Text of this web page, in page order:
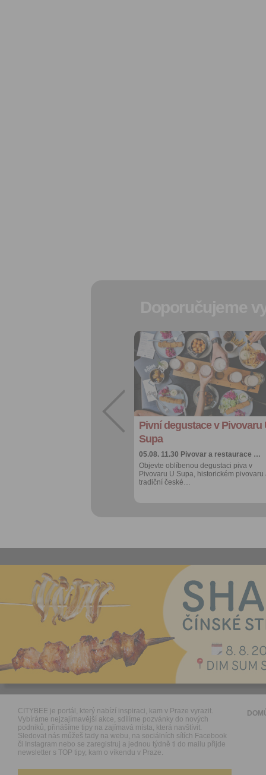
Pivní degustace v Pivovaru
Supa
05.08. 11.30 Pivovar a restaurace …
Objevte oblíbenou degustaci piva v
Pivovaru U Supa, historickém pivovaru
tradiční české…
Přidat do
oblíbených
Sdílet:
Facebook
export do
kalendáře
Více výhod pro
CITYBEE je portál, který nabízí inspiraci, kam v Praze vyrazit.
Vybíráme nejzajímavější akce, sdílíme pozvánky do nových
podniků, přinášíme tipy na zajímavá místa, která navštívit.
Sledovat nás můžeš tady na webu, na sociálních sítích Facebook
či Instagram nebo se zaregistruj a jednou týdně ti do mailu přijde
newsletter s TOP tipy, kam o víkendu v Praze.